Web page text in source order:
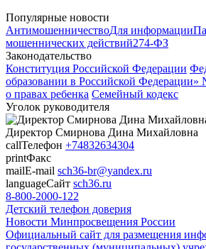
Популярные новости
АнтимошенничествоДля информации
мошеннических действий274-ФЗ
Законодательство
Конституция Российской Федерации
образовании в Российской
о правах ребенка Семейный кодекс
Уголок руководителя
Директор Смирнова Дина Михайловна
callТелефон +74832634304
printФакс
mailE-mail sch36-br@yandex.ru
languageСайт sch36.ru
8-800-2000-122
Детский телефон доверия
Новости Минпросвещения России
Официальный сайт для размещения